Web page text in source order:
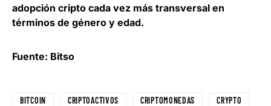
adopción cripto cada vez más transversal en
términos de género y edad.
Fuente: Bitso
BITCOIN CRIPTOACTIVOS CRIPTOMONEDAS CRYPTO